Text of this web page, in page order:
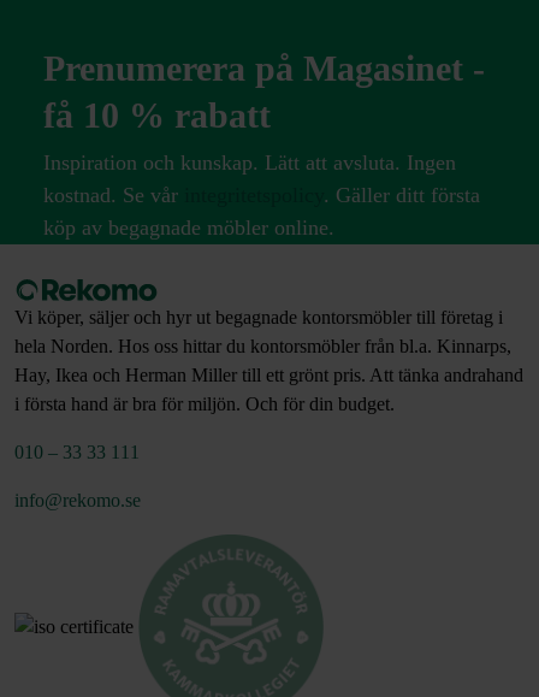
Prenumerera på Magasinet -
få 10 % rabatt
Inspiration och kunskap. Lätt att avsluta. Ingen
kostnad. Se vår
. Gäller ditt första
köp av begagnade möbler online.
Vi köper, säljer och hyr ut begagnade kontorsmöbler till företag i
hela Norden. Hos oss hittar du kontorsmöbler från bl.a. Kinnarps,
Hay, Ikea och Herman Miller till ett grönt pris. Att tänka andrahand
i första hand är bra för miljön. Och för din budget.
010 – 33 33 111
info@rekomo.se